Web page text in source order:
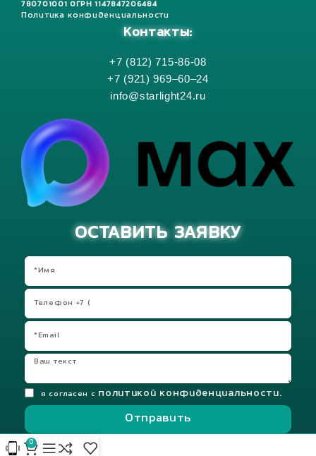
780701001 ОГРН 1147847206484
Политика конфиденциальности
Контакты:
+7 (812) 715-86-08
+7 (921) 969–60–24
info@starlight24.ru
ОСТАВИТЬ ЗАЯВКУ
я согласен с политикой конфиденциальности.
Отправить
0